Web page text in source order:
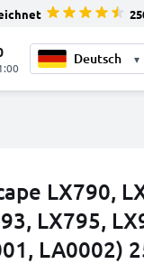
▾
LX790,
LX795,
LA0002)